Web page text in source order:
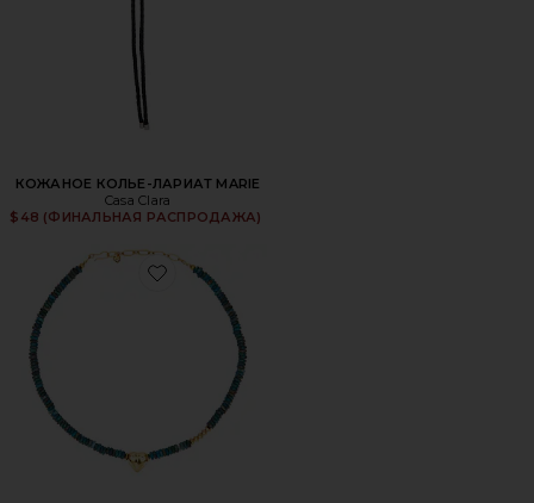
КОЖАНОЕ КОЛЬЕ-ЛАРИАТ MARIE
Casa Clara
$48 (ФИНАЛЬНАЯ РАСПРОДАЖА)
Favorite КОЛЬЕ С ПОДВЕСКОЙ CONFETTI